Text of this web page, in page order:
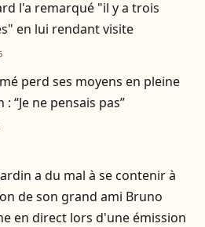
l'a remarqué "il y a trois
en lui rendant visite
perd ses moyens en pleine
“Je ne pensais pas”
a du mal à se contenir à
de son grand ami Bruno
en direct lors d'une émission